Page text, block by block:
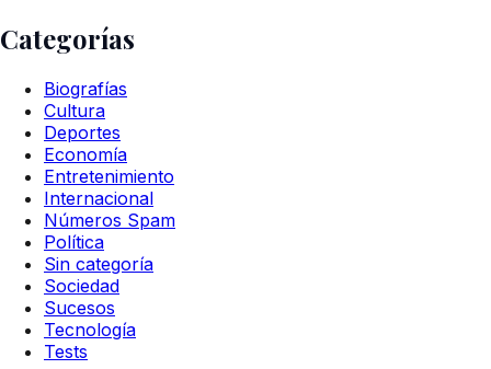
Categorías
Biografías
Cultura
Deportes
Economía
Entretenimiento
Internacional
Números Spam
Política
Sin categoría
Sociedad
Sucesos
Tecnología
Tests